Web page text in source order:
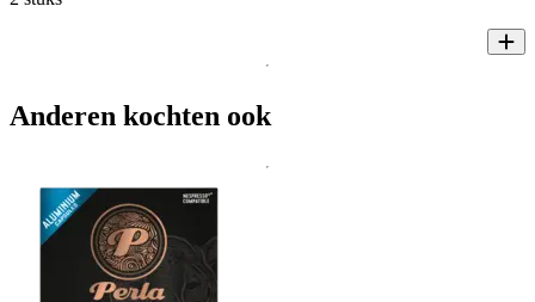
Anderen kochten ook